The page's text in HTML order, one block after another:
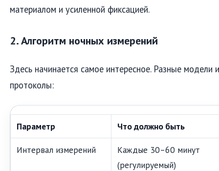
материалом и усиленной фиксацией.
2. Алгоритм ночных измерений
Здесь начинается самое интересное. Разные модели
протоколы:
Параметр Что должно быть
Интервал измерений
Каждые 30–60 минут
(регулируемый)